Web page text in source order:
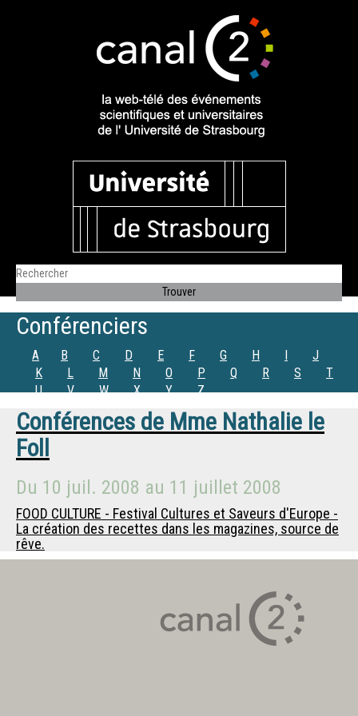
Conférenciers
A B C D E F G H I
J
K
L M N O P Q R S
T
U
V W X Y Z
Conférences de Mme Nathalie le
Foll
Du 10 juil. 2008 au 11 juillet 2008
FOOD CULTURE - Festival Cultures et Saveurs d'Europe -
La création des recettes dans les magazines, source de
rêve.